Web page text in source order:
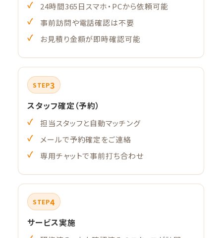
24時間365日スマホ・PCから依頼可能
事前訪問や電話確認は不要
お見積り金額が即時確認可能
STEP3
スタッフ確定（予約）
担当スタッフと自動マッチング
メールで予約確定をご連絡
専用チャットで事前打ち合わせ
STEP4
サービス実施